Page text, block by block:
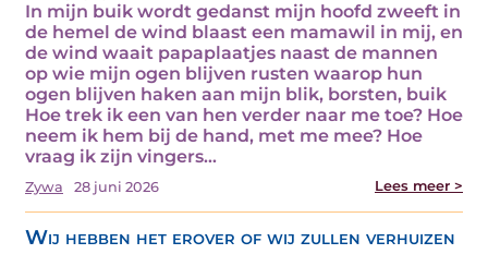
In mijn buik wordt gedanst mijn hoofd zweeft in
de hemel de wind blaast een mamawil in mij, en
de wind waait papaplaatjes naast de mannen
op wie mijn ogen blijven rusten waarop hun
ogen blijven haken aan mijn blik, borsten, buik
Hoe trek ik een van hen verder naar me toe? Hoe
neem ik hem bij de hand, met me mee? Hoe
vraag ik zijn vingers…
Zywa 28 juni 2026 Lees meer >
Wij hebben het erover of wij zullen verhuizen